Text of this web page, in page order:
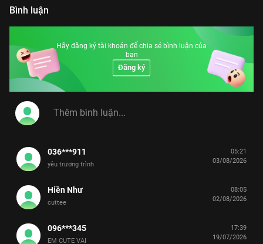
Bình luận
Hãy đăng ký tài khoản để chia sẻ bình luận của
bạn
Đăng ký
036***911
yêu trương trình
05:21
03/08/2026
Hiền Như
cuttee
08:05
02/08/2026
096***345
EM CUTE VAI
17:39
19/07/2026